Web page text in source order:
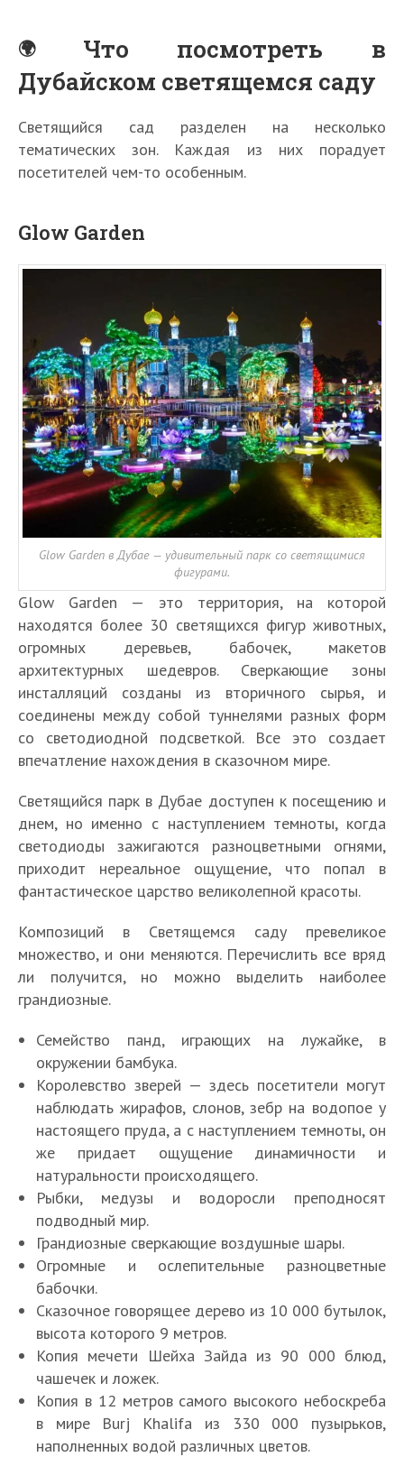
Что посмотреть в
Дубайском светящемся саду
Светящийся сад разделен на несколько
тематических зон. Каждая из них порадует
посетителей чем-то особенным.
Glow Garden
Glow Garden в Дубае — удивительный парк со светящимися
фигурами.
Glow Garden — это территория, на которой
находятся более 30 светящихся фигур животных,
огромных деревьев, бабочек, макетов
архитектурных шедевров. Сверкающие зоны
инсталляций созданы из вторичного сырья, и
соединены между собой туннелями разных форм
со светодиодной подсветкой. Все это создает
впечатление нахождения в сказочном мире.
Светящийся парк в Дубае доступен к посещению и
днем, но именно с наступлением темноты, когда
светодиоды зажигаются разноцветными огнями,
приходит нереальное ощущение, что попал в
фантастическое царство великолепной красоты.
Композиций в Светящемся саду превеликое
множество, и они меняются. Перечислить все вряд
ли получится, но можно выделить наиболее
грандиозные.
Семейство панд, играющих на лужайке, в
окружении бамбука.
Королевство зверей — здесь посетители могут
наблюдать жирафов, слонов, зебр на водопое у
настоящего пруда, а с наступлением темноты, он
же придает ощущение динамичности и
натуральности происходящего.
Рыбки, медузы и водоросли преподносят
подводный мир.
Грандиозные сверкающие воздушные шары.
Огромные и ослепительные разноцветные
бабочки.
Сказочное говорящее дерево из 10 000 бутылок,
высота которого 9 метров.
Копия мечети Шейха Зайда из 90 000 блюд,
чашечек и ложек.
Копия в 12 метров самого высокого небоскреба
в мире Burj Khalifa из 330 000 пузырьков,
наполненных водой различных цветов.